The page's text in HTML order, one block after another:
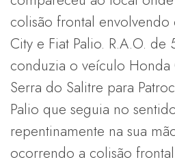
colisão frontal
City e Fiat Palio. R.A.O.
conduzia o veículo Honda
Serra do Salitre para
Palio que seguia no
repentinamente na sua
ocorrendo a colisão